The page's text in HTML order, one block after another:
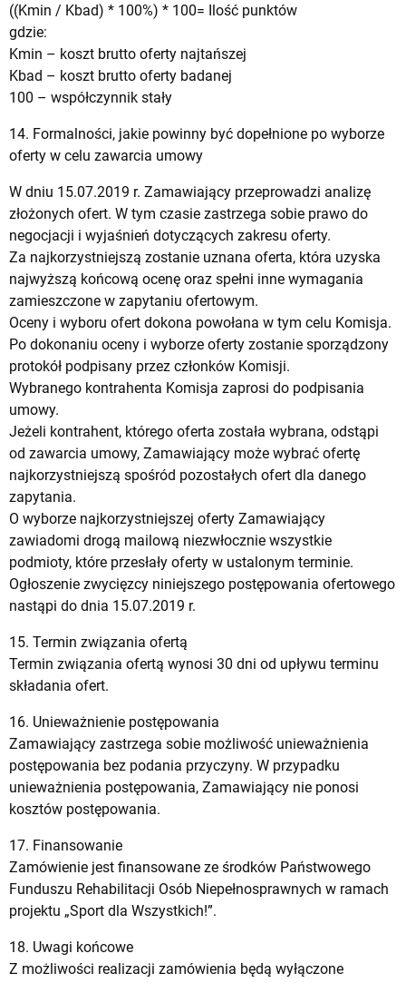
((Kmin / Kbad) * 100%) * 100= Ilość punktów
gdzie:
Kmin – koszt brutto oferty najtańszej
Kbad – koszt brutto oferty badanej
100 – współczynnik stały
14. Formalności, jakie powinny być dopełnione po wyborze
oferty w celu zawarcia umowy
W dniu 15.07.2019 r. Zamawiający przeprowadzi analizę
złożonych ofert. W tym czasie zastrzega sobie prawo do
negocjacji i wyjaśnień dotyczących zakresu oferty.
Za najkorzystniejszą zostanie uznana oferta, która uzyska
najwyższą końcową ocenę oraz spełni inne wymagania
zamieszczone w zapytaniu ofertowym.
Oceny i wyboru ofert dokona powołana w tym celu Komisja.
Po dokonaniu oceny i wyborze oferty zostanie sporządzony
protokół podpisany przez członków Komisji.
Wybranego kontrahenta Komisja zaprosi do podpisania
umowy.
Jeżeli kontrahent, którego oferta została wybrana, odstąpi
od zawarcia umowy, Zamawiający może wybrać ofertę
najkorzystniejszą spośród pozostałych ofert dla danego
zapytania.
O wyborze najkorzystniejszej oferty Zamawiający
zawiadomi drogą mailową niezwłocznie wszystkie
podmioty, które przesłały oferty w ustalonym terminie.
Ogłoszenie zwycięzcy niniejszego postępowania ofertowego
nastąpi do dnia 15.07.2019 r.
15. Termin związania ofertą
Termin związania ofertą wynosi 30 dni od upływu terminu
składania ofert.
16. Unieważnienie postępowania
Zamawiający zastrzega sobie możliwość unieważnienia
postępowania bez podania przyczyny. W przypadku
unieważnienia postępowania, Zamawiający nie ponosi
kosztów postępowania.
17. Finansowanie
Zamówienie jest finansowane ze środków Państwowego
Funduszu Rehabilitacji Osób Niepełnosprawnych w ramach
projektu „Sport dla Wszystkich!”.
18. Uwagi końcowe
Z możliwości realizacji zamówienia będą wyłączone